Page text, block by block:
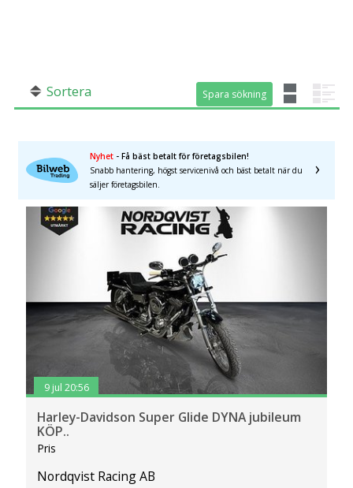
Län (alla)
Sortera Spara sökning
Spara sökning
Nyhet - Få bäst betalt för företagsbilen!
Snabb hantering, högst servicenivå och bäst betalt när du
säljer företagsbilen.
9 jul 20:56
Harley-Davidson Super Glide DYNA jubileum
KÖP..
Pris
Nordqvist Racing AB